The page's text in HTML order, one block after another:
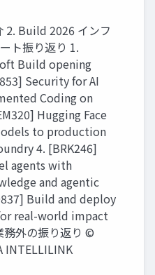
2. Build 2026 インフ
ト振り返り 1.
Build opening
Security for AI
Coding on
Hugging Face
to production
4. [BRK246]
agents with
and agentic
Build and deploy
real-world impact
外の振り返り ©
INTELLILINK